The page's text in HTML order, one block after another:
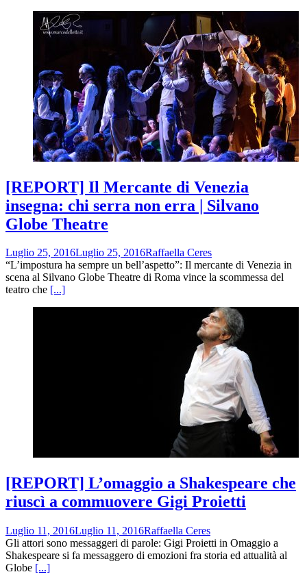
[REPORT] Il Mercante di Venezia
insegna: chi serra non erra | Silvano
Globe Theatre
Luglio 25, 2016Luglio 25, 2016Raffaella Ceres
“L’impostura ha sempre un bell’aspetto”: Il mercante di Venezia in
scena al Silvano Globe Theatre di Roma vince la scommessa del
teatro che [...]
[REPORT] L’omaggio a Shakespeare che
riuscì a commuovere Gigi Proietti
Luglio 11, 2016Luglio 11, 2016Raffaella Ceres
Gli attori sono messaggeri di parole: Gigi Proietti in Omaggio a
Shakespeare si fa messaggero di emozioni fra storia ed attualità al
Globe [...]